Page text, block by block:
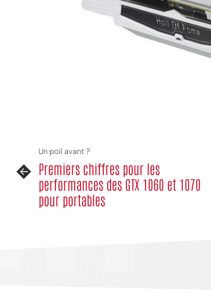
Un poil avant ?
Premiers chiffres pour les
performances des GTX 1060 et 1070
pour portables